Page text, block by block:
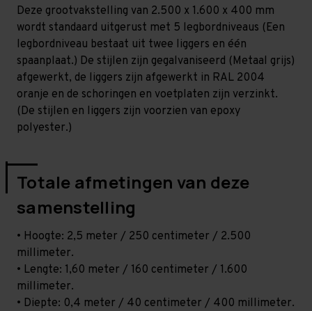
Deze grootvakstelling van 2.500 x 1.600 x 400 mm
wordt standaard uitgerust met 5 legbordniveaus (Een
legbordniveau bestaat uit twee liggers en één
spaanplaat.) De stijlen zijn gegalvaniseerd (Metaal grijs)
afgewerkt, de liggers zijn afgewerkt in RAL 2004
oranje en de schoringen en voetplaten zijn verzinkt.
(De stijlen en liggers zijn voorzien van epoxy
polyester.)
Totale afmetingen van deze
samenstelling
• Hoogte: 2,5 meter / 250 centimeter / 2.500
millimeter.
• Lengte: 1,60 meter / 160 centimeter / 1.600
millimeter.
• Diepte: 0,4 meter / 40 centimeter / 400 millimeter.